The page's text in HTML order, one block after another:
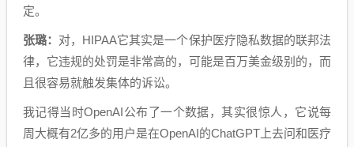
定。
张璐： 对，HIPAA它其实是一个保护医疗隐私数据的联邦法
律，它违规的处罚是非常高的，可能是百万美金级别的，而
且很容易就触发集体的诉讼。
我记得当时OpenAI公布了一个数据，其实很惊人，它说每
周大概有2亿多的用户是在OpenAI的ChatGPT上去问和医疗